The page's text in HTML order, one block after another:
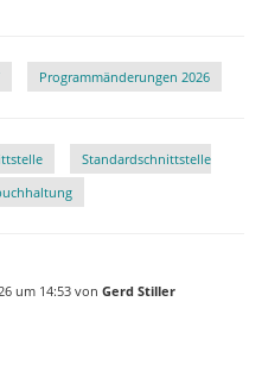
Programmänderungen 2026
Standardschnittstelle
um 14:53 vonGerd Stiller